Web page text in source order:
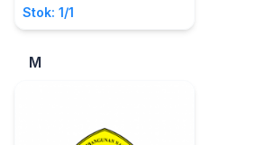
Stok: 1/1
M